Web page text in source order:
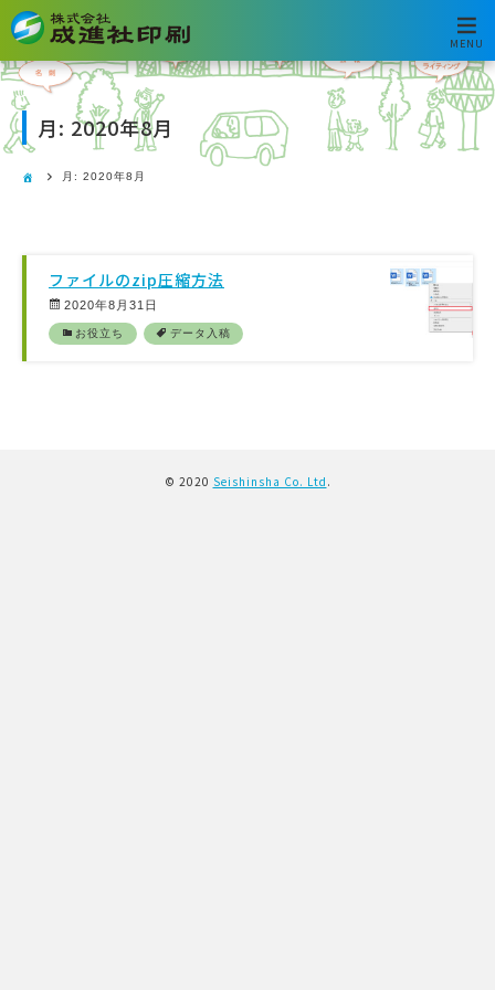
MENU
月: 2020年8月
月: 2020年8月
ファイルのzip圧縮方法
2020年8月31日
お役立ち データ入稿
© 2020 Seishinsha Co. Ltd .